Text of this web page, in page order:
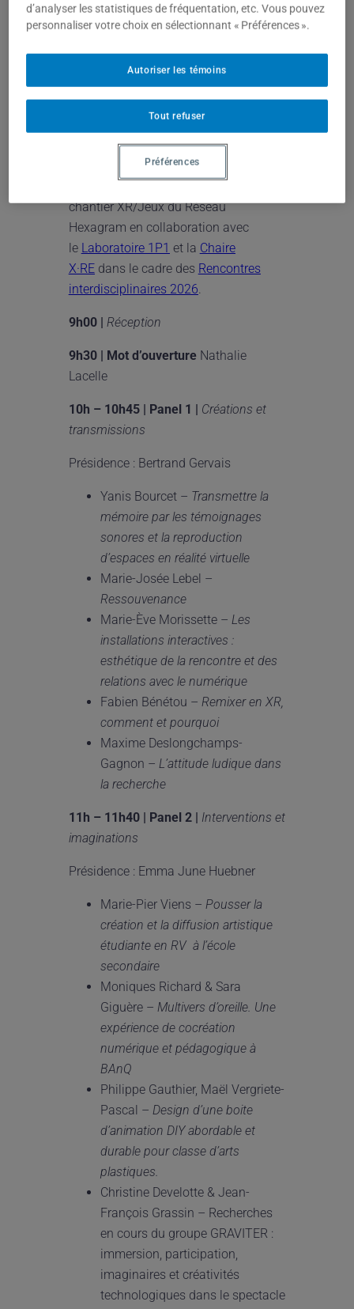
où chercheur·es, étudiant·es et
collaborateur·trices seront invités à
partager leurs perspectives et
expertises sur les réalités étendues,
leurs implications et leur
expérimentation seront intercalées
d’expérimentation in situ d’œuvres de
chantier XR/Jeux du Réseau
Hexagram en collaboration avec
le Laboratoire 1P1 et la Chaire
X·REdans le cadre des Rencontres
interdisciplinaires 2026.
9h00 | Réception
9h30 | Mot d’ouverture Nathalie
Lacelle
10h –10h45 | Panel 1 | Créations et
transmissions
Présidence : Bertrand Gervais
Yanis Bourcet – Transmettre la
mémoire par les témoignages
sonores et la reproduction
d’espaces en réalitévirtuelle
Marie-Josée Lebel –
Ressouvenance
Marie-Ève Morissette – Les
installations interactives :
esthétique de la rencontre et des
relations avec le numérique
Fabien Bénétou – Remixer en XR,
comment et pourquoi
Maxime Deslongchamps-
Gagnon – L’attitude ludique dans
la recherche
11h –11h40 | Panel 2 | Interventions et
imaginations
Présidence : Emma June Huebner
Marie-Pier Viens – Pousser la
création et la diffusion artistique
étudiante en RV àl’école
secondaire
Moniques Richard & Sara
Giguère – Multivers d’oreille. Une
expérience de cocréation
numérique et pédagogique à
BAnQ
Philippe Gauthier, Maël Vergriete-
Pascal – Design d’une boite
d’animation DIY abordable et
durable pour classe d’arts
plastiques.
Christine Develotte & Jean-
François Grassin – Recherches
en cours du groupe GRAVITER :
immersion, participation,
imaginaires et créativités
technologiques dans le spectacle
d’analyser les statistiques de fréquentation, etc. Vous pouvez
personnaliser votre choix en sélectionnant « Préférences ».
Tout refuser
Autoriser les témoins
Préférences